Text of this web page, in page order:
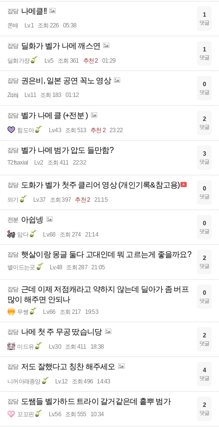
잡담 나메클!!
쫀배 Lv.1 조회 226 05:38
1
댓글
잡담 딜화가 벨가 나메 깨스연
딜화가쟝 Lv.5 조회 361 추천 2 01:29
1
댓글
잡담 권은비, 일본 공연 꼭노 영상
Zqisj Lv.11 조회 183 01:12
0
댓글
잡담 벨가 나메 클 (+전분 )
힘도아 Lv.43 조회 513 추천 2 23:22
2
댓글
잡담 벨가 나메 범가 압도 들만함?
T2fsaxial Lv.2 조회 411 22:32
3
댓글
잡담 도화가 벨가 첫주 클리어 영상 (개인기록&참고용)
와기 Lv.37 조회 397 추천 2 21:15
0
댓글
전분 아쉽넹
암다 Lv.68 조회 274 21:14
0
댓글
잡담 햇살이랑 몽글 둘다 고대인데 뭐 고르는게 좋을까요?
볕이드는곳 Lv.48 조회 287 21:05
2
댓글
잡담 근데 이제 저점캐라고 약하지 않는데 딜아가 좀 버프
많이 해주면 안되나
무쌩 Lv.66 조회 217 19:53
0
댓글
잡담 나메 첫 주 무공 땄습니당
미드유 Lv.30 조회 411 18:38
2
댓글
잡담 저도 잘했다고 칭찬 해주세오
니꺼아래종양 Lv.12 조회 496 14:43
4
댓글
잡담 도쌤들 벨가하드 트라이 갈거같은데 흩뿌 범가
꼬꼬핀 Lv.56 조회 555 10:34
2
댓글